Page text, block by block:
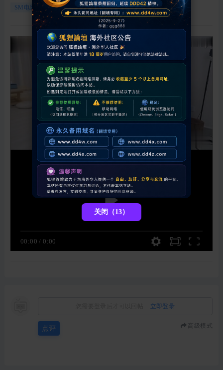
SM电影 12951 0 2026-5-23 01:01:03
00:00 /0:00
立即登录
点评 高级模式
关闭（13）